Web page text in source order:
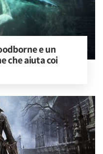
e un
che aiuta coi